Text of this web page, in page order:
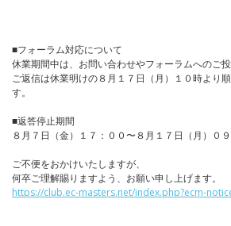
■フォーラム対応について
休業期間中は、お問い合わせやフォーラムへのご投
ご返信は休業明けの８月１７日（月）１０時より
す。
■返答停止期間
８月７日（金）１７：００〜８月１７日（月）０
ご不便をおかけいたしますが、
何卒ご理解賜りますよう、お願い申し上げます。
https://club.ec-masters.net/index.php?ecm-